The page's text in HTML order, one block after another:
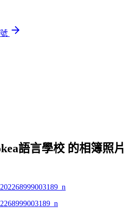
語言學校 的相簿照片